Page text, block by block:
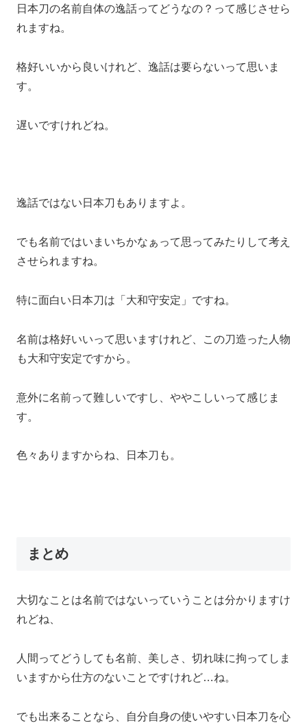
日本刀の名前自体の逸話ってどうなの？って感じさせら
れますね。
格好いいから良いけれど、逸話は要らないって思いま
す。
遅いですけれどね。
逸話ではない日本刀もありますよ。
でも名前ではいまいちかなぁって思ってみたりして考え
させられますね。
特に面白い日本刀は「大和守安定」ですね。
名前は格好いいって思いますけれど、この刀造った人物
も大和守安定ですから。
意外に名前って難しいですし、ややこしいって感じま
す。
色々ありますからね、日本刀も。
まとめ
大切なことは名前ではないっていうことは分かりますけ
れどね、
人間ってどうしても名前、美しさ、切れ味に拘ってしま
いますから仕方のないことですけれど…ね。
でも出来ることなら、自分自身の使いやすい日本刀を心